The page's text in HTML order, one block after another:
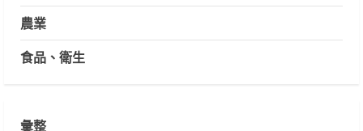
農業
食品、衛生
彙整